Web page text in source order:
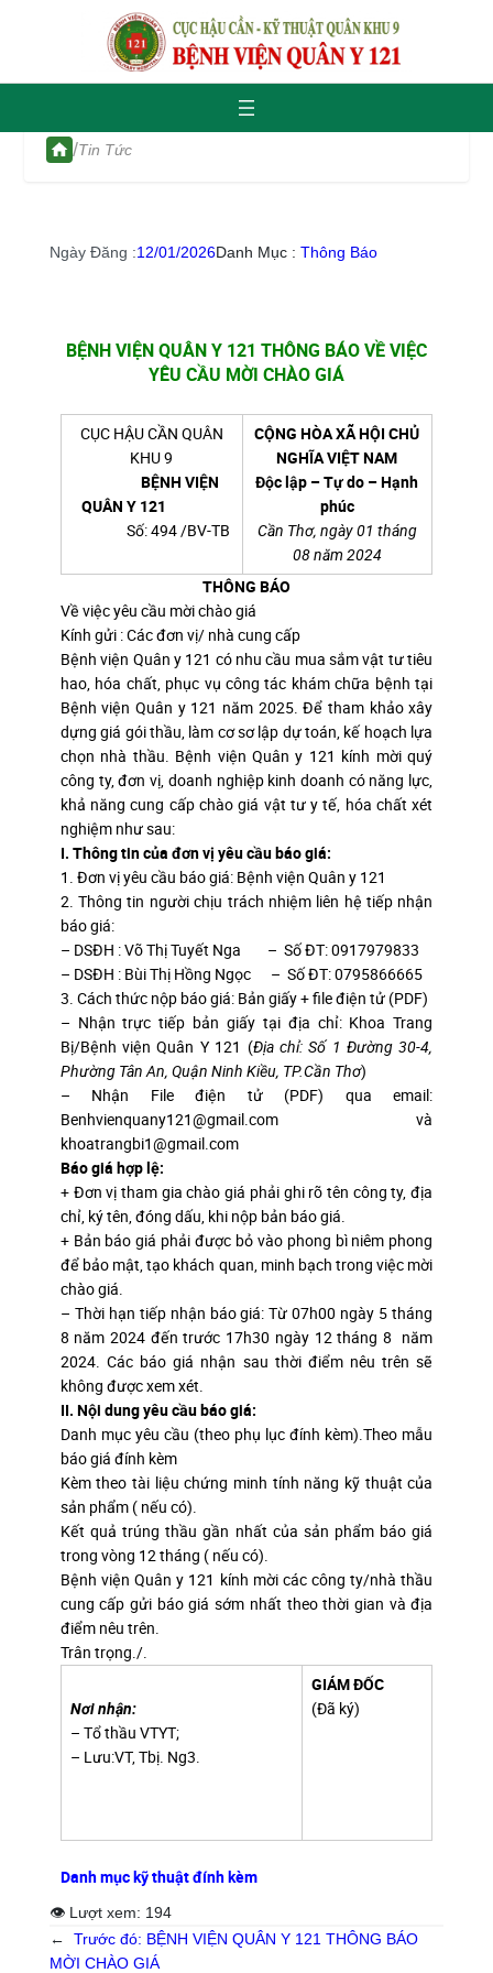
/Tin Tức
Ngày Đăng :12/01/2026Danh Mục : Thông Báo
BỆNH VIỆN QUÂN Y 121 THÔNG BÁO VỀ VIỆC
YÊU CẦU MỜI CHÀO GIÁ
CỤC HẬU CẦN QUÂN
KHU 9
BỆNH VIỆN
QUÂN Y 121
Số: 494 /BV-TB
CỘNG HÒA XÃ HỘI CHỦ
NGHĨA VIỆT NAM
Độc lập – Tự do – Hạnh
phúc
Cần Thơ, ngày 01 tháng
08 năm 2024
THÔNG BÁO
Về việc yêu cầu mời chào giá
Kính gửi : Các đơn vị/ nhà cung cấp
Bệnh viện Quân y 121 có nhu cầu mua sắm vật tư tiêu
hao, hóa chất, phục vụ công tác khám chữa bệnh tại
Bệnh viện Quân y 121 năm 2025. Để tham khảo xây
dựng giá gói thầu, làm cơ sơ lập dự toán, kế hoạch lựa
chọn nhà thầu. Bệnh viện Quân y 121 kính mời quý
công ty, đơn vị, doanh nghiệp kinh doanh có năng lực,
khả năng cung cấp chào giá vật tư y tế, hóa chất xét
nghiệm như sau:
I. Thông tin của đơn vị yêu cầu báo giá:
1. Đơn vị yêu cầu báo giá: Bệnh viện Quân y 121
2. Thông tin người chịu trách nhiệm liên hệ tiếp nhận
báo giá:
– DSĐH : Võ Thị Tuyết Nga – Số ĐT: 0917979833
– DSĐH : Bùi Thị Hồng Ngọc – Số ĐT: 0795866665
3. Cách thức nộp báo giá: Bản giấy + file điện tử (PDF)
– Nhận trực tiếp bản giấy tại địa chỉ: Khoa Trang
Bị/Bệnh viện Quân Y 121 (Địa chỉ: Số 1 Đường 30-4,
Phường Tân An, Quận Ninh Kiều, TP.Cần Thơ)
– Nhận File điện tử (PDF) qua email:
Benhvienquany121@gmail.com và
khoatrangbi1@gmail.com
Báo giá hợp lệ:
+ Đơn vị tham gia chào giá phải ghi rõ tên công ty, địa
chỉ, ký tên, đóng dấu, khi nộp bản báo giá.
+ Bản báo giá phải được bỏ vào phong bì niêm phong
để bảo mật, tạo khách quan, minh bạch trong việc mời
chào giá.
– Thời hạn tiếp nhận báo giá: Từ 07h00 ngày 5 tháng
8 năm 2024 đến trước 17h30 ngày 12 tháng 8 năm
2024. Các báo giá nhận sau thời điểm nêu trên sẽ
không được xem xét.
II. Nội dung yêu cầu báo giá:
Danh mục yêu cầu (theo phụ lục đính kèm).Theo mẫu
báo giá đính kèm
Kèm theo tài liệu chứng minh tính năng kỹ thuật của
sản phẩm ( nếu có).
Kết quả trúng thầu gần nhất của sản phẩm báo giá
trong vòng 12 tháng ( nếu có).
Bệnh viện Quân y 121 kính mời các công ty/nhà thầu
cung cấp gửi báo giá sớm nhất theo thời gian và địa
điểm nêu trên.
Trân trọng./.
Nơi nhận:
– Tổ thầu VTYT;
– Lưu:VT, Tbị. Ng3.
GIÁM ĐỐC
(Đã ký)
Danh mục kỹ thuật đính kèm
👁 Lượt xem: 194
←
Trước đó: BỆNH VIỆN QUÂN Y 121 THÔNG BÁO
MỜI CHÀO GIÁ